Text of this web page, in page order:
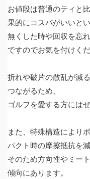
お値段は普通のティと
果的にコスパがいいと
無くした時や回収を忘
ですのでお気を付けくだ
折れや破片の散乱が減
つながるため、
ゴルフを愛する方には
また、特殊構造により
パクト時の摩擦抵抗を
そのため方向性やミー
傾向にあります。